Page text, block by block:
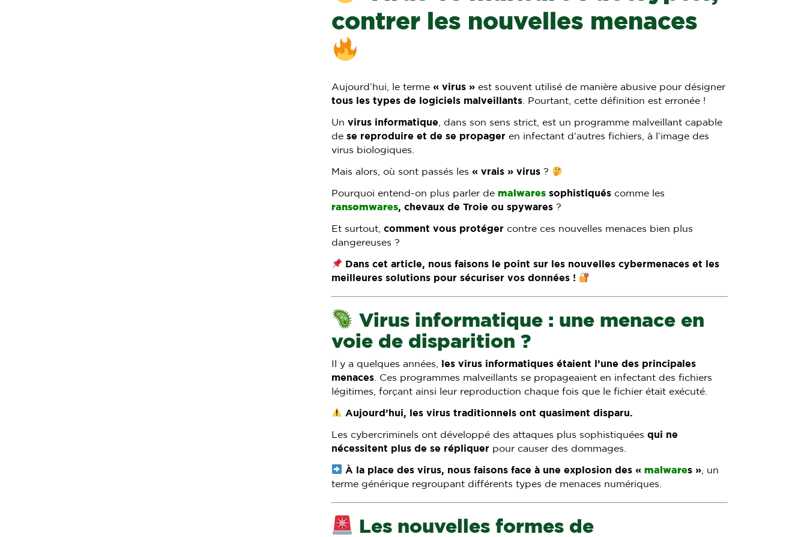
contrer les nouvelles menaces
Aujourd’hui, le terme « virus » est souvent utilisé de manière abusive pour désigner
tous les types de logiciels malveillants . Pourtant, cette définition est erronée !
Un virus informatique , dans son sens strict, est un programme malveillant capable
de se reproduire et de se propager en infectant d’autres fichiers, à l’image des
virus biologiques.
Mais alors, où sont passés les « vrais » virus ?
Pourquoi entend-on plus parler de malwares sophistiqués comme les
ransomwares, chevaux de Troie ou spywares ?
Et surtout, comment vous protéger contre ces nouvelles menaces bien plus
dangereuses ?
Dans cet article, nous faisons le point sur les nouvelles cybermenaces et les
meilleures solutions pour sécuriser vos données !
Virus informatique : une menace en
voie de disparition ?
Il y a quelques années,
les virus informatiques étaient l’une des principales
menaces . Ces programmes malveillants se propageaient en infectant des fichiers
légitimes, forçant ainsi leur reproduction chaque fois que le fichier était exécuté.
Aujourd’hui, les virus traditionnels ont quasiment disparu.
Les cybercriminels ont développé des attaques plus sophistiquées qui ne
nécessitent plus de se répliquer pour causer des dommages.
À la place des virus, nous faisons face à une explosion des «malwares » , un
terme générique regroupant différents types de menaces numériques.
Les nouvelles formes de